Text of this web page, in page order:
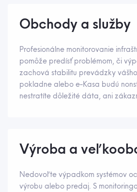
Obchody a služby
Profesionálne monitorovanie
pomôže predísť problémom, či
zachová stabilitu prevádzky
pokladne alebo e-Kasa budú
nestratíte dôležité dáta, ani
Výroba a
Nedovoľte výpadkom systémov
výrobu alebo predaj. S